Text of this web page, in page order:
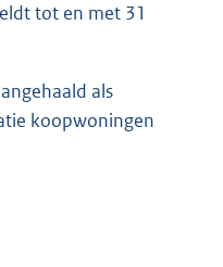
tot en met 31
als
koopwoningen